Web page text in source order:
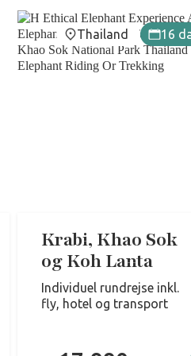
Thailand 16
Krabi, Khao Sok
og Koh Lanta
Individuel rundrejse inkl.
fly, hotel og transport